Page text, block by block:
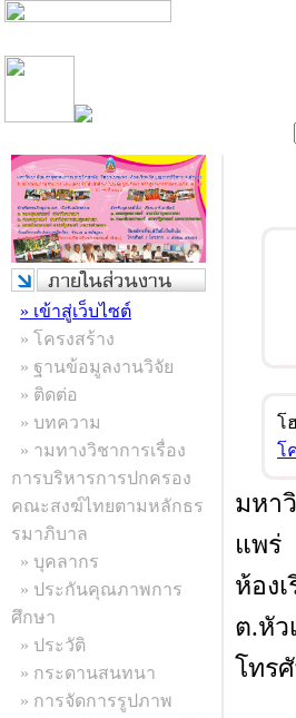
» เข้าสู่เว็บไซต์
» โครงสร้าง
» ฐานข้อมูลงานวิจัย
» ติดต่อ
» บทความ
» ามทางวิชาการเรื่อง
การบริหารการปกครอง
คณะสงฆ์ไทยตามหลักธร
รมาภิบาล
» บุคลากร
» ประกันคุณภาพการ
ศึกษา
» ประวัติ
» กระดานสนทนา
» การจัดการรูปภาพ
โ
โ
มหา
แพร่
ห้อง
ต.หัว
โทร